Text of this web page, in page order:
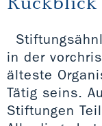
in der
älteste
Tätig seins.
Stiftungen